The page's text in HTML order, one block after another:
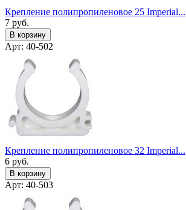
Крепление полипропиленовое 25 Imperial...
7 руб.
В корзину
Арт: 40-502
Крепление полипропиленовое 32 Imperial...
6 руб.
В корзину
Арт: 40-503